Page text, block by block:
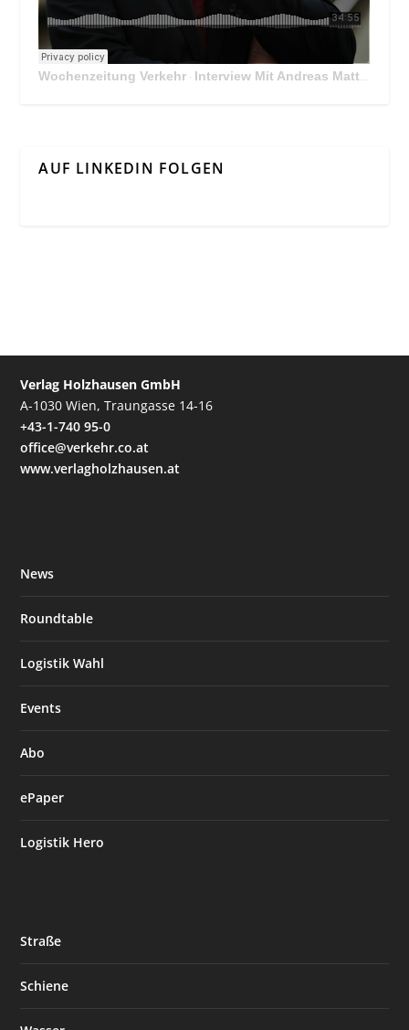
Wochenzeitung Verkehr · Interview Mit Andreas Matthä, CEO der ÖBB Holding
AUF LINKEDIN FOLGEN
Verlag Holzhausen GmbH
A-1030 Wien, Traungasse 14-16
+43-1-740 95-0
office@verkehr.co.at
www.verlagholzhausen.at
News
Roundtable
Logistik Wahl
Events
Abo
ePaper
Logistik Hero
Straße
Schiene